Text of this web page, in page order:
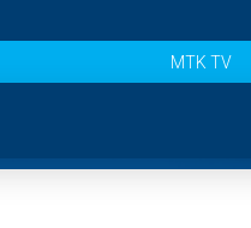
MTK TV